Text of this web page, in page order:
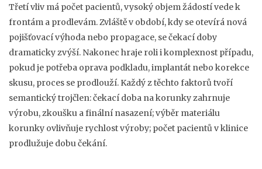
Třetí vliv má počet pacientů,vysoký objem žádostí vede k
frontám a prodlevám. Zvláště v období, kdy se otevírá nová
pojišťovací výhoda nebo propagace, se čekací doby
dramaticky zvýší. Nakonec hraje roli ikomplexnost případu,
pokud je potřeba oprava podkladu, implantát nebo korekce
skusu, proces se prodlouží. Každý z těchto faktorů tvoří
semantický trojčlen: čekací doba na korunky zahrnuje
výrobu, zkoušku a finální nasazení; výběr materiálu
korunky ovlivňuje rychlost výroby; počet pacientů v klinice
prodlužuje dobu čekání.